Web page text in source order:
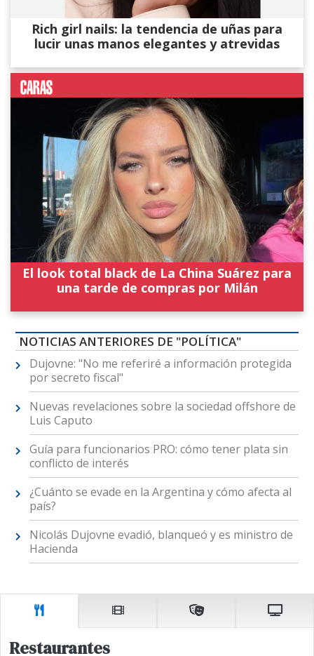
Rich girl nails: la tendencia de uñas para
lucir unas manos elegantes y atrevidas
El look total black de La China Suárez para
una tarde de compras por Milán
NOTICIAS ANTERIORES DE "POLÍTICA"
Dujovne: "No me referiré a información protegida
por secreto fiscal"
Nuevas revelaciones sobre la sociedad offshore de
Luis Caputo
Guía para funcionarios PRO: cómo tener plata sin
conflicto de interés
¿Cuánto se evade en la Argentina y cómo afecta al
país?
Nicolás Dujovne evadió, blanqueó y es ministro de
Hacienda
Restaurantes